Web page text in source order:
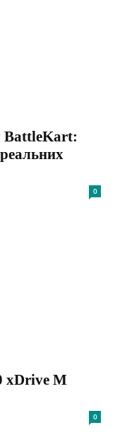
BattleKart:
0
xDrive M
0